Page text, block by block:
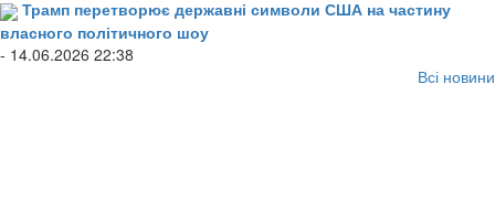
Трамп перетворює державні символи США на частину
власного політичного шоу
- 14.06.2026 22:38
Всі новини